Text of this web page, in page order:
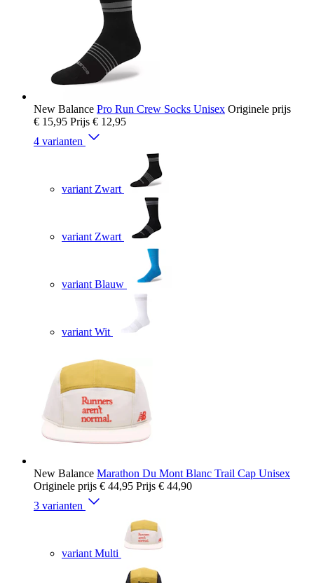
New Balance Pro Run Crew Socks Unisex Originele prijs
€ 15,95 Prijs € 12,95
4 varianten
variant Zwart
variant Zwart
variant Blauw
variant Wit
New Balance Marathon Du Mont Blanc Trail Cap Unisex
Originele prijs € 44,95 Prijs € 44,90
3 varianten
variant Multi